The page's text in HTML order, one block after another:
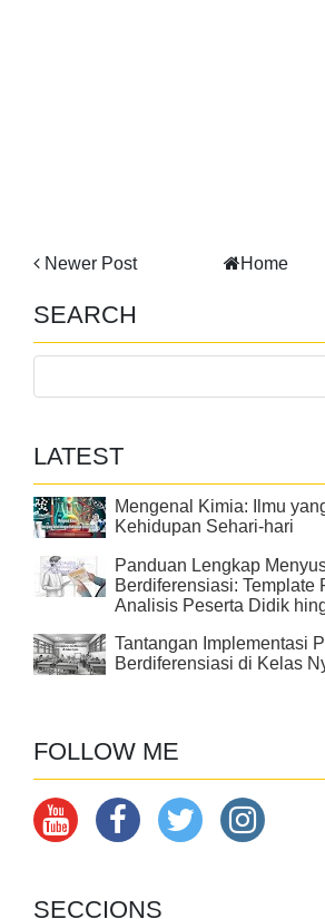
Newer Post Home
SEARCH
LATEST
Mengenal Kimia: Ilmu
Kehidupan Sehari-hari
Panduan Lengkap
Berdiferensiasi: Template
Analisis Peserta Didik
Tantangan Implementasi
Berdiferensiasi di Kelas
FOLLOW ME
SECCIONS